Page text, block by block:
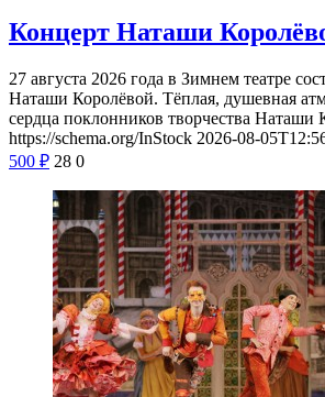
Концерт Наташи
27 августа 2026 года в Зимнем театре
Наташи Королёвой. Тёплая, душевная
сердца поклонников творчества Наташи
https://schema.org/InStock 2026-08-
500 ₽ 28 0